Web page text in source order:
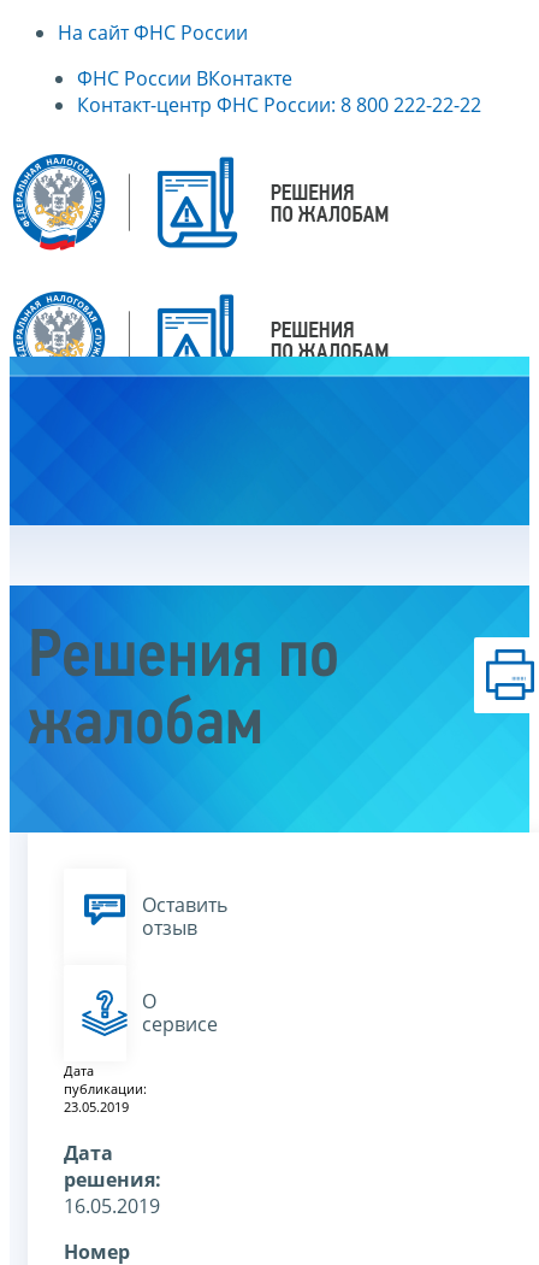
На сайт ФНС России
ФНС России ВКонтакте
Контакт-центр ФНС России: 8 800 222-22-22
Решения по
жалобам
Оставить
отзыв
О
сервисе
Дата
публикации:
23.05.2019
Дата
решения:
16.05.2019
Номер